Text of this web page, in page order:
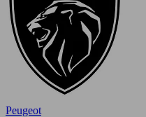
Peugeot